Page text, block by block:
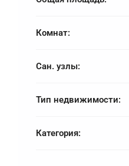
Комнат:
Сан. узлы:
Тип недвижимости:
Категория: